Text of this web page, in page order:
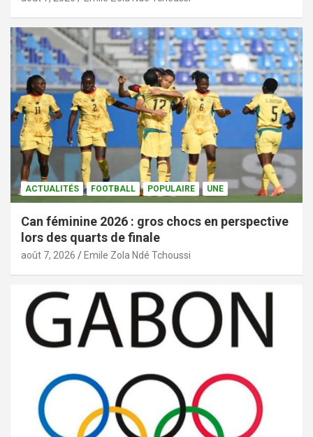
ACTUALITÉS FOOTBALL POPULAIRE UNE
Can féminine 2026 : gros chocs en perspective
lors des quarts de finale
août 7, 2026 Emile Zola Ndé Tchoussi